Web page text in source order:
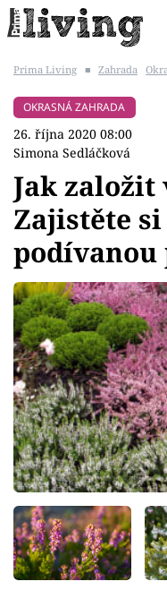
BYDLENÍ SLAVNÝCH
Témata
Bydlení
Zahrada
Design
Sledujte prima+
Přihlášení
Sledujte nás
Prima Living ■ Zahrada
OKRASNÁ ZAHRADA
26. října 2020 08:00
Simona Sedláčková
Jak založit
Zajistěte
podívanou